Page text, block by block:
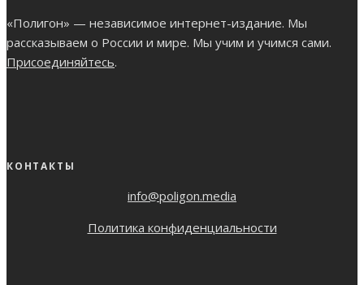
«Полигон» — независимое интернет-издание. Мы
рассказываем о России и мире. Мы учим и учимся сами.
Присоединяйтесь.
КОНТАКТЫ
info@poligon.media
Политика конфиденциальности